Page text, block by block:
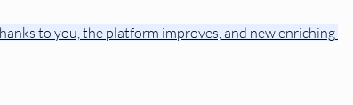
to you, the platform improves, and new enriching